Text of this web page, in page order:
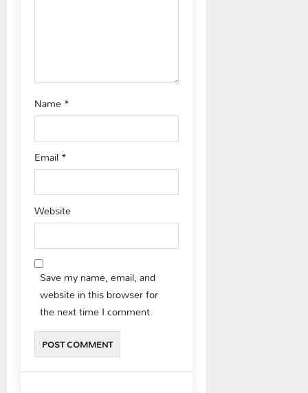
Name*
Email*
Website
Save my name, email, and
website in this browser for
the next time I comment.